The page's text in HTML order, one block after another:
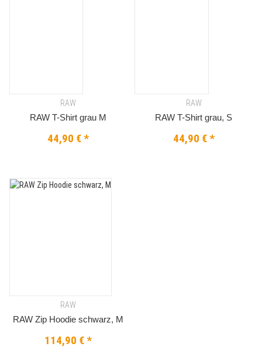
RAW
RAW T-Shirt grau M
44,90 €*
RAW
RAW T-Shirt grau, S
44,90 €*
RAW
RAW Zip Hoodie schwarz, M
114,90 €*